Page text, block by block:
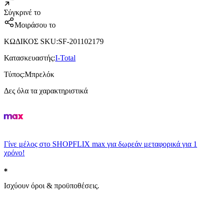
Σύγκρινέ το
Μοιράσου το
ΚΩΔΙΚΟΣ SKU:SF-201102179
Κατασκευαστής:I-Total
Τύπος:Μπρελόκ
Δες όλα τα χαρακτηριστικά
Γίνε μέλος στο SHOPFLIX max για δωρεάν μεταφορικά για 1
χρόνο!
Ισχύουν όροι & προϋποθέσεις.